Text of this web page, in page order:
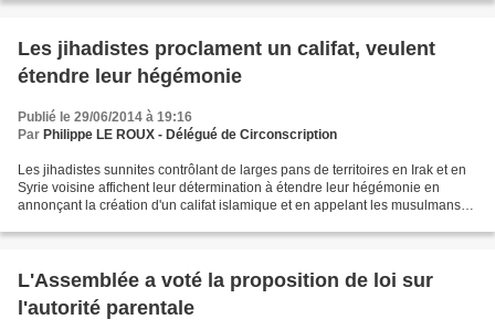
Les jihadistes proclament un califat, veulent
étendre leur hégémonie
Publié le 29/06/2014 à 19:16
Par Philippe LE ROUX - Délégué de Circonscription
Les jihadistes sunnites contrôlant de larges pans de territoires en Irak et en
Syrie voisine affichent leur détermination à étendre leur hégémonie en
annonçant la création d'un califat islamique et en appelant les musulmans
L'Assemblée a voté la proposition de loi sur
l'autorité parentale